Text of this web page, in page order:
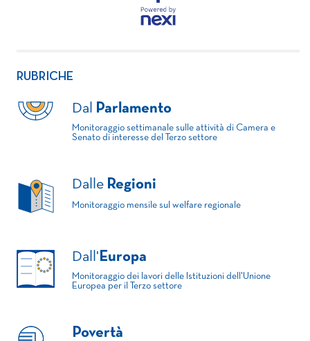
RUBRICHE
Dal Parlamento
Monitoraggio settimanale sulle attività di Camera e
Senato di interesse del Terzo settore
Dalle Regioni
Monitoraggio mensile sul welfare regionale
Dall' Europa
Monitoraggio dei lavori delle Istituzioni dell'Unione
Europea per il Terzo settore
Povertà